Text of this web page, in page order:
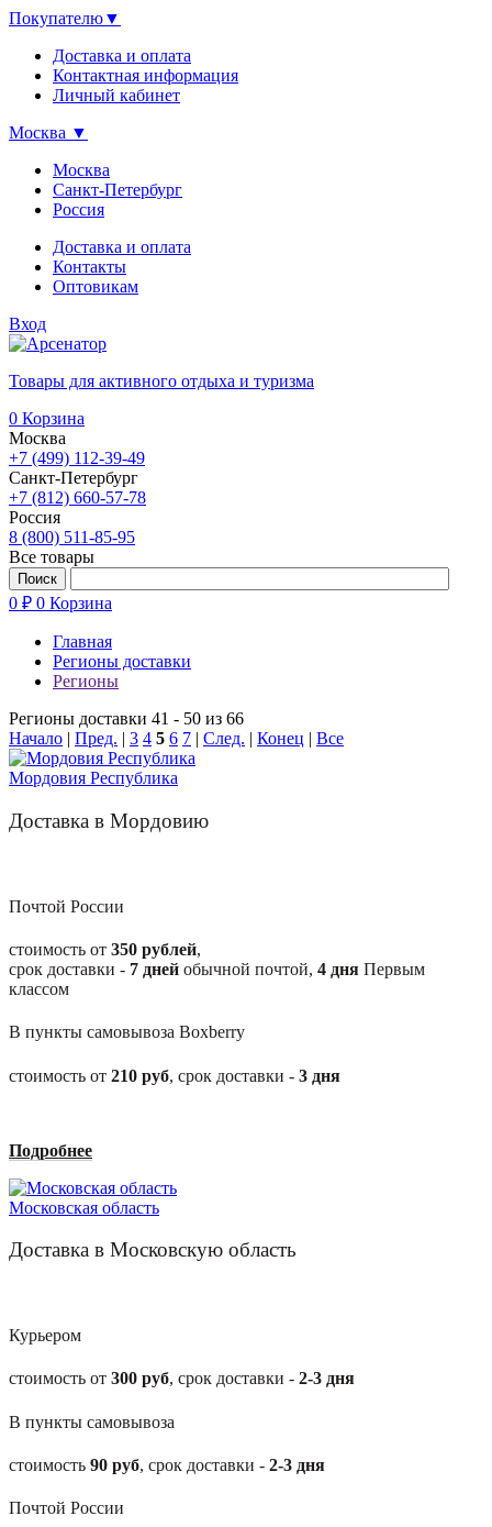
Покупателю▼
Доставка и оплата
Контактная информация
Личный кабинет
Москва ▼
Москва
Санкт-Петербург
Россия
Доставка и оплата
Контакты
Оптовикам
Вход
Товары для активного отдыха и туризма
0 Корзина
Москва
+7 (499) 112-39-49
Санкт-Петербург
+7 (812) 660-57-78
Россия
8 (800) 511-85-95
Все товары
0 ₽ 0 Корзина
Главная
Регионы доставки
Регионы
Регионы доставки 41 - 50 из 66
Начало | Пред. | 3 4 5 6 7 | След. | Конец | Все
Мордовия Республика
Доставка в Мордовию
Почтой России
стоимость от 350 рублей,
срок доставки - 7 дней обычной почтой, 4 дня Первым
классом
В пункты самовывоза Boxberry
стоимость от 210 руб, срок доставки - 3 дня
Подробнее
Московская область
Доставка в Московскую область
Курьером
стоимость от 300 руб, срок доставки - 2-3 дня
В пункты самовывоза
стоимость 90 руб, срок доставки - 2-3 дня
Почтой России